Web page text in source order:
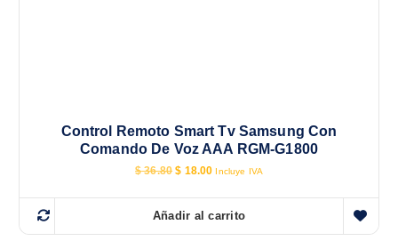
Control Remoto Smart Tv Samsung Con
Comando De Voz AAA RGM-G1800
$36.80 E
p
e
c
$ 18.00E
p
e
c
Incluye IVA
Añadir al carrito